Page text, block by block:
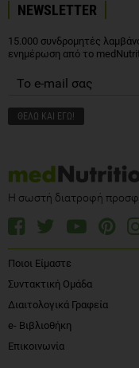
NEWSLETTER
15.000 συνδρομητές
ενημέρωση από το
Η σωστή διατροφή
Ποιοι Είμαστε
Συντακτική Ομάδα
Διαιτολογικά Γραφεία
e- Βιβλιοθήκη
Επικοινωνία